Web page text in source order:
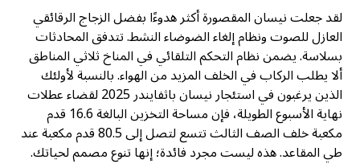
لقد جعلت نيسان المقصورة أكثر هدوءًا بفضل الزجاج الرقائقي
العازل للصوت ونظام إلغاء الضوضاء النشط. تتدفق المحادثات
بسلاسة. يضمن نظام التحكم التلقائي في المناخ ثلاثي المناطق
ألا يطلب الركاب في الخلف المزيد من الهواء. بالنسبة لأولئك
الذين يرغبون في استئجار نيسان باثفايندر 2025 لقضاء عطلات
نهاية الأسبوع الطويلة، فإن مساحة التخزين البالغة 16.6 قدم
مكعبة خلف الصف الثالث تتسع لتصل إلى 80.5 قدم مكعبة عند
طي المقاعد. هذه ليست مجرد فائدة؛ إنها تنوع مصمم لحياتك.